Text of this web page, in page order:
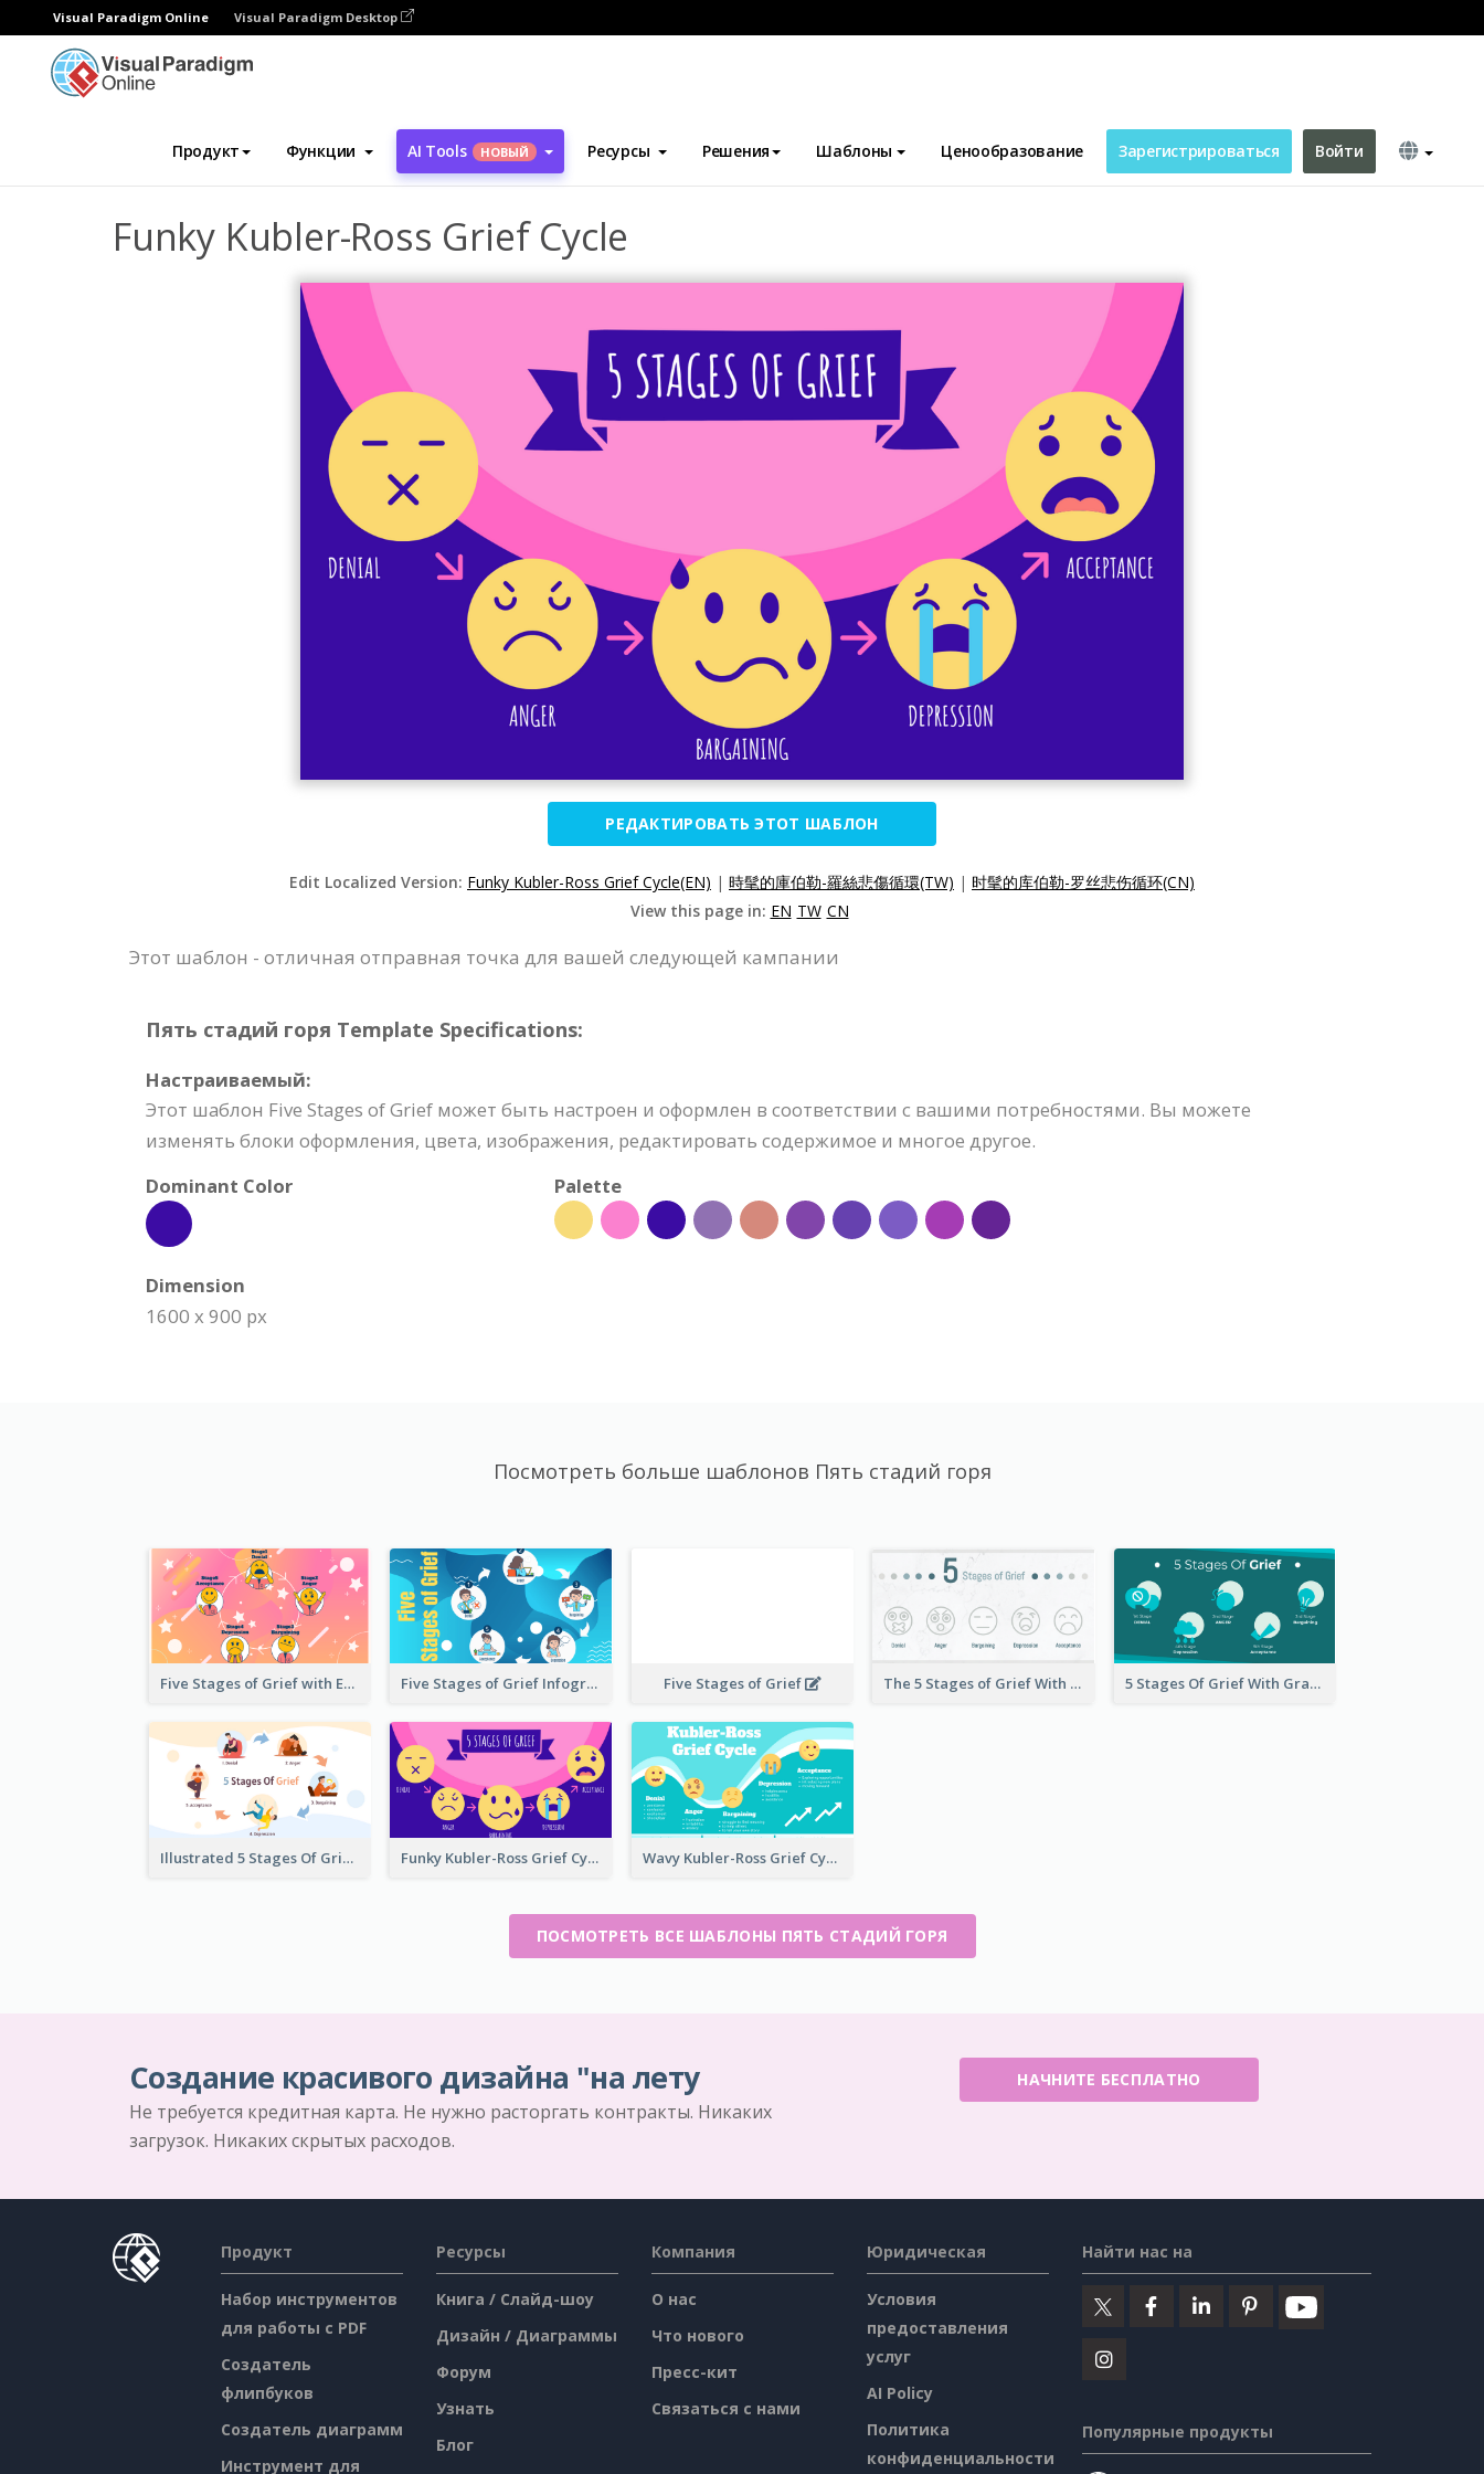
Visual Paradigm Online Visual Paradigm Desktop
Продукт Функции AI Tools НОВЫЙ Ресурсы Решения Шаблоны Ценообразование Зарегистрироваться Войти
Инструмент графического дизайна Шаблоны Пять стадий горя
Funky Kubler-Ross Grief Cycle
РЕДАКТИРОВАТЬ ЭТОТ ШАБЛОН
Edit Localized Version: Funky Kubler-Ross Grief Cycle(EN) | 時髦的庫伯勒-羅絲悲傷循環(TW) | 时髦的库伯勒-罗丝悲伤循环(CN)
View this page in: EN TW CN
Этот шаблон - отличная отправная точка для вашей следующей кампании
Пять стадий горя Template Specifications:
Настраиваемый:
Этот шаблон Five Stages of Grief может быть настроен и оформлен в соответствии с вашими потребностями. Вы можете
изменять блоки оформления, цвета, изображения, редактировать содержимое и многое другое.
Dominant Color
Palette
Dimension
1600 x 900 px
Посмотреть больше шаблонов Пять стадий горя
Five Stages of Grief with Emoji Icon Five Stages of Grief Infographic with illustration Five Stages of Grief The 5 Stages of Grief With emoji Icon 5 Stages Of Grief With Graphics
Illustrated 5 Stages Of Grief Funky Kubler-Ross Grief Cycle Wavy Kubler-Ross Grief Cycle
ПОСМОТРЕТЬ ВСЕ ШАБЛОНЫ ПЯТЬ СТАДИЙ ГОРЯ
Создание красивого дизайна "на лету
Не требуется кредитная карта. Не нужно расторгать контракты. Никаких
загрузок. Никаких скрытых расходов.
НАЧНИТЕ БЕСПЛАТНО
Продукт
Набор инструментов
для работы с PDF
Создатель
флипбуков
Создатель диаграмм
Инструмент для
Ресурсы
Книга / Слайд-шоу
Дизайн / Диаграммы
Форум
Узнать
Блог
Компания
О нас
Что нового
Пресс-кит
Связаться с нами
Юридическая
Условия
предоставления
услуг
AI Policy
Политика
конфиденциальности
Найти нас на
Популярные продукты